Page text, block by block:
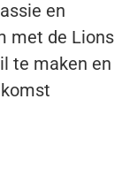
en
met de Lions
te maken en